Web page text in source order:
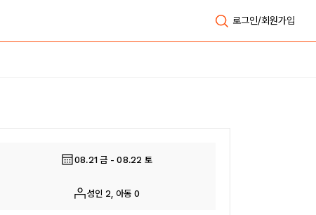
로그인/회원가입
08.21 금 - 08.22 토
성인 2, 아동 0